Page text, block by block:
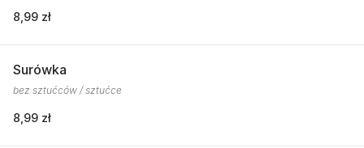
8,99 zł
Surówka
bez sztućców / sztućce
8,99 zł